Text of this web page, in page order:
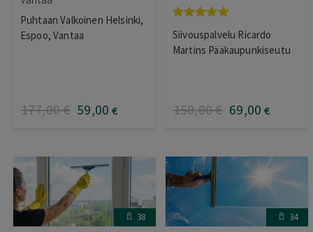
Puhtaan Valkoinen Helsinki,
Espoo, Vantaa
177,00€ 59,00 €
tuotteesta:
5.00/ 5
Siivouspalvelu Ricardo
Martins Pääkaupunkiseutu
150,00€ 69,00 €
38 34